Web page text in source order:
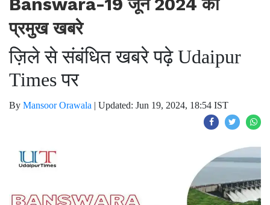
Banswara-19 जून 2024 की
प्रमुख खबरे
ज़िले से संबंधित खबरे पढ़े Udaipur
Times पर
By Mansoor Orawala | Updated: Jun 19, 2024, 18:54 IST